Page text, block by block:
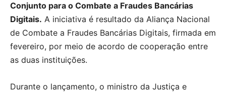
Conjunto para o Combate a Fraudes Bancárias
Digitais. A iniciativa é resultado da Aliança Nacional
de Combate a Fraudes Bancárias Digitais, firmada em
fevereiro, por meio de acordo de cooperação entre
as duas instituições.
Durante o lançamento, o ministro da Justiça e